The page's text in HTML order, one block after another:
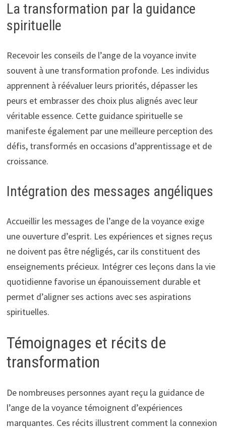
La transformation par la guidance
spirituelle
Recevoir les conseils de l’ange de la voyance invite
souvent à une transformation profonde. Les individus
apprennent à réévaluer leurs priorités, dépasser les
peurs et embrasser des choix plus alignés avec leur
véritable essence. Cette guidance spirituelle se
manifeste également par une meilleure perception des
défis, transformés en occasions d’apprentissage et de
croissance.
Intégration des messages angéliques
Accueillir les messages de l’ange de la voyance exige
une ouverture d’esprit. Les expériences et signes reçus
ne doivent pas être négligés, car ils constituent des
enseignements précieux. Intégrer ces leçons dans la vie
quotidienne favorise un épanouissement durable et
permet d’aligner ses actions avec ses aspirations
spirituelles.
Témoignages et récits de
transformation
De nombreuses personnes ayant reçu la guidance de
l’ange de la voyance témoignent d’expériences
marquantes. Ces récits illustrent comment la connexion